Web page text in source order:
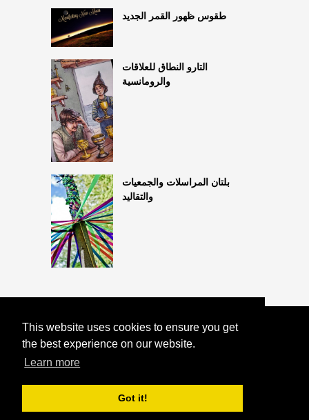
This website uses cookies to ensure you get
the best experience on our website.
Learn more
Got it!
طقوس ظهور القمر الجديد
التارو النطاق للعلاقات
والرومانسية
بلتان المراسلات والجمعيات
والتقاليد
COPYRIGHT 2026
HTTPS://ASTROLOGYONLINE.NET